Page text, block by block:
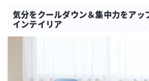
気分をクールダウン＆集中力をア
インテイリア